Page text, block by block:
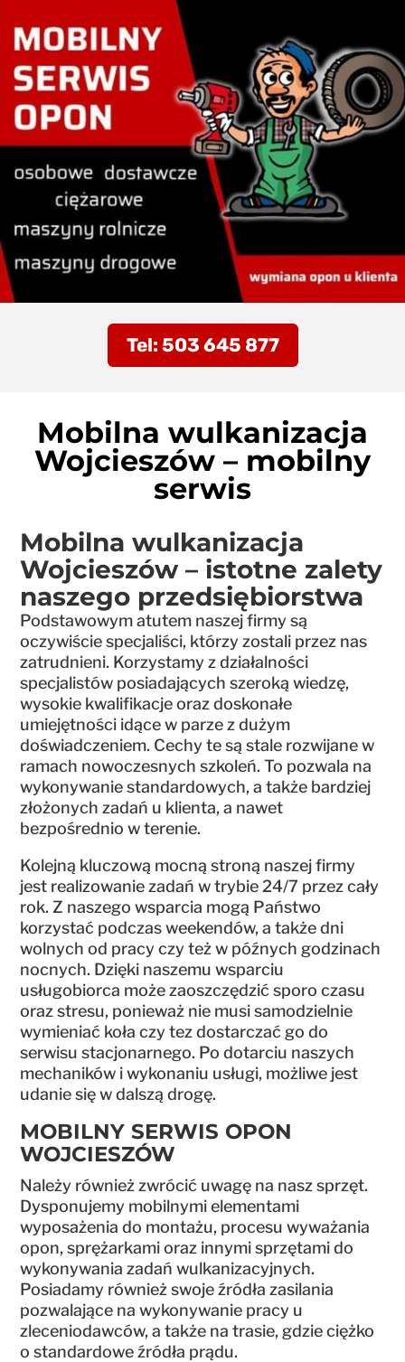
Tel: 503 645 877
Mobilna wulkanizacja
Wojcieszów – mobilny
serwis
Mobilna wulkanizacja
Wojcieszów – istotne zalety
naszego przedsiębiorstwa
Podstawowym atutem naszej firmy są
oczywiście specjaliści, którzy zostali przez nas
zatrudnieni. Korzystamy z działalności
specjalistów posiadających szeroką wiedzę,
wysokie kwalifikacje oraz doskonałe
umiejętności idące w parze z dużym
doświadczeniem. Cechy te są stale rozwijane w
ramach nowoczesnych szkoleń. To pozwala na
wykonywanie standardowych, a także bardziej
złożonych zadań u klienta, a nawet
bezpośrednio w terenie.
Kolejną kluczową mocną stroną naszej firmy
jest realizowanie zadań w trybie 24/7 przez cały
rok. Z naszego wsparcia mogą Państwo
korzystać podczas weekendów, a także dni
wolnych od pracy czy też w późnych godzinach
nocnych. Dzięki naszemu wsparciu
usługobiorca może zaoszczędzić sporo czasu
oraz stresu, ponieważ nie musi samodzielnie
wymieniać koła czy tez dostarczać go do
serwisu stacjonarnego. Po dotarciu naszych
mechaników i wykonaniu usługi, możliwe jest
udanie się w dalszą drogę.
MOBILNY SERWIS OPON
WOJCIESZÓW
Należy również zwrócić uwagę na nasz sprzęt.
Dysponujemy mobilnymi elementami
wyposażenia do montażu, procesu wyważania
opon, sprężarkami oraz innymi sprzętami do
wykonywania zadań wulkanizacyjnych.
Posiadamy również swoje źródła zasilania
pozwalające na wykonywanie pracy u
zleceniodawców, a także na trasie, gdzie ciężko
o standardowe źródła prądu.